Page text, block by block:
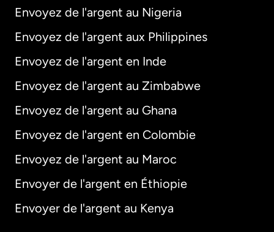
Envoyez de l'argent au Nigeria
Envoyez de l'argent aux Philippines
Envoyez de l'argent en Inde
Envoyez de l'argent au Zimbabwe
Envoyez de l'argent au Ghana
Envoyez de l'argent en Colombie
Envoyez de l'argent au Maroc
Envoyer de l'argent en Éthiopie
Envoyer de l'argent au Kenya